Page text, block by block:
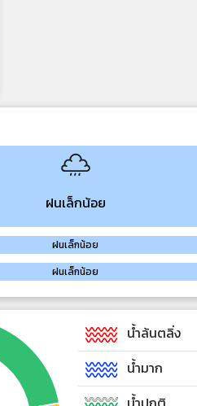
ฝนเล็กน้อย
ฝนเล็กน้อย
ฝนเล็กน้อย
น้ำล้นตลิ่ง
น้ำมาก